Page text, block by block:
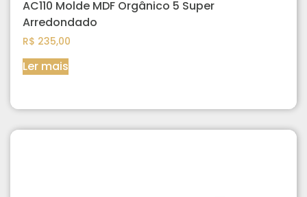
AC110 Molde MDF Orgânico 5 Super
Arredondado
R$ 235,00
Ler mais